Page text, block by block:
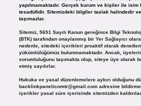
yapılmamaktadır. Gerçek kurum ve kişiler ile isim
tesadüfidir. Sitemizdeki bilgiler taslak halindedir
taşımazlar.
Sitemiz, 5651 Sayılı Kanun gereğince Bilgi
(BTK) tarafından onaylanmış bir Yer Sağlayıcı
nedenle, sitedeki içerikleri proaktif olarak
yükümlülüğümüz bulunmamaktadır. Ancak,
sorumluluğunu taşımakta olup, siteye üye olarak
etmiş sayılırlar.
Hukuka ve yasal düzenlemelere aykırı olduğunu
backlinkpanelicomtr@gmail.comadresine
içerikler yasal süre içerisinde sitemizden